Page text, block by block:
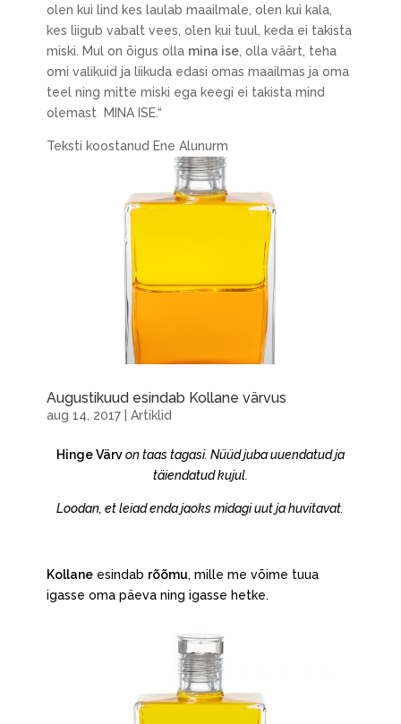
olen kui lind kes laulab maailmale, olen kui kala,
kes liigub vabalt vees, olen kui tuul, keda ei takista
miski. Mul on õigus olla mina ise, olla väärt, teha
omi valikuid ja liikuda edasi omas maailmas ja oma
teel ning mitte miski ega keegi ei takista mind
olemast MINA ISE.“
Teksti koostanud Ene Alunurm
Augustikuud esindab Kollane värvus
aug 14, 2017| Artiklid
Hinge Värvon taas tagasi. Nüüd juba uuendatud ja
täiendatud kujul.
Loodan, et leiad enda jaoks midagi uut ja huvitavat.
Kollaneesindab rõõmu, mille me võime tuua
igasse oma päeva ning igasse hetke.